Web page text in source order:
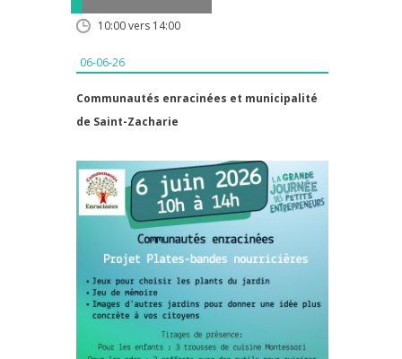
10:00 vers 14:00
06-06-26
Communautés enracinées et municipalité
de Saint-Zacharie